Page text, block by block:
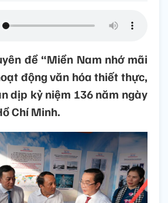
đề “Miền Nam nhớ mãi
động văn hóa thiết thực,
dịp kỷ niệm 136 năm ngày
Chí Minh.